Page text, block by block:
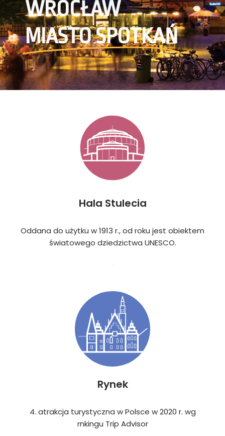
WROCŁAW
MIASTO SPOTKAŃ
Hala Stulecia
Oddana do użytku w 1913 r., od roku jest obiektem
światowego dziedzictwa UNESCO.
Rynek
4. atrakcja turystyczna w Polsce w 2020 r. wg
rnkingu Trip Advisor